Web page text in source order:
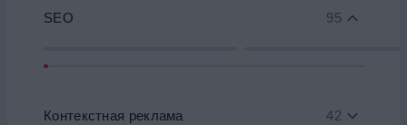
SEO 95
Контекстная реклама 42